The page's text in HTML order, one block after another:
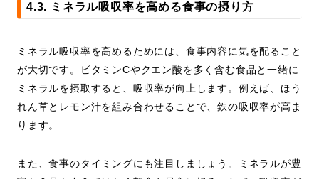
4.3. ミネラル吸収率を高める食事の摂り方
ミネラル吸収率を高めるためには、食事内容に気を配ること
が大切です。ビタミンCやクエン酸を多く含む食品と一緒に
ミネラルを摂取すると、吸収率が向上します。例えば、ほう
れん草とレモン汁を組み合わせることで、鉄の吸収率が高ま
ります。
また、食事のタイミングにも注目しましょう。ミネラルが豊